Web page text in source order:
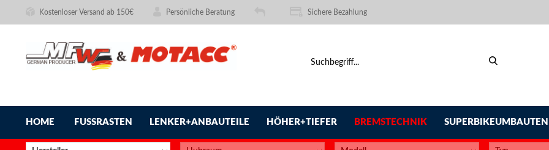
Kostenloser Versand ab 150€ Persönliche Beratung Sichere Bezahlung
HOME FUSSRASTEN LENKER+ANBAUTEILE HÖHER+TIEFER BREMSTECHNIK SUPERBIKEUMBAUTEN